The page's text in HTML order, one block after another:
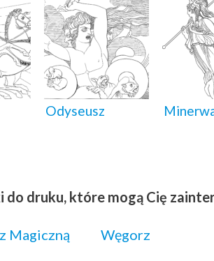
Odyseusz
do druku, które mogą Cię
Magiczną
Węgorz